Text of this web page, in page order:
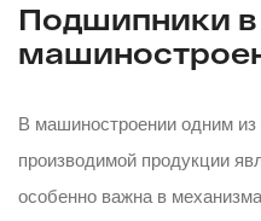
Подшипники в
В машиностроении одним
производимой продукции
особенно важна в